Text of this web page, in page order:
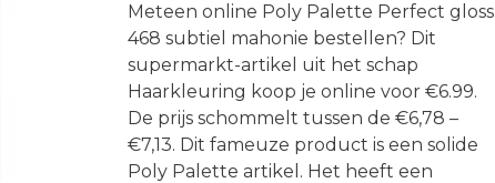
Meteen online Poly Palette Perfect gloss
468 subtiel mahonie bestellen? Dit
supermarkt-artikel uit het schap
Haarkleuring koop je online voor €6.99.
De prijs schommelt tussen de €6,78 –
€7,13. Dit fameuze product is een solide
Poly Palette artikel. Het heeft een